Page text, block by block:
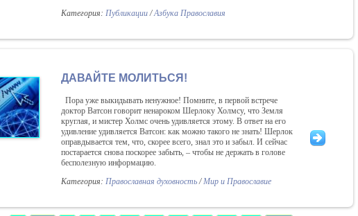
Категория: Публикации/Азбука Православия
ДАВАЙТЕ МОЛИТЬСЯ!
Пора уже выкидывать ненужное! Помните, в первой встрече
доктор Ватсон говорит ненароком Шерлоку Холмсу, что Земля
круглая, и мистер Холмс очень удивляется этому. В ответ на его
удивление удивляется Ватсон: как можно такого не знать! Шерлок
оправдывается тем, что, скорее всего, знал это и забыл. И сейчас
постарается снова поскорее забыть, – чтобы не держать в голове
бесполезную информацию.
Категория: Православная духовность/Мир и Православие